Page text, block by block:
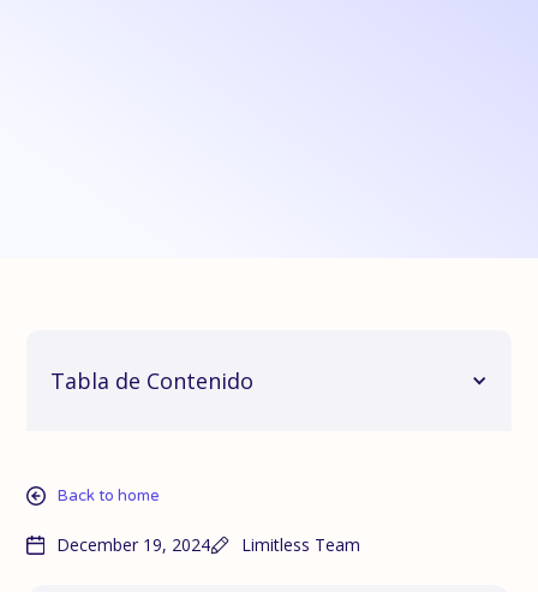
Back to home
December 19, 2024 Limitless Team
Tabla de Contenido